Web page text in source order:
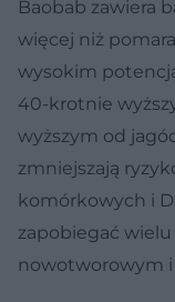
Baobab zawiera
więcej niż
wysokim
40-krotnie
wyższym od
zmniejszają
komórkowych i
zapobiegać
nowotworowym